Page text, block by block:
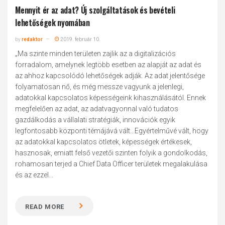
Mennyit ér az adat? Új szolgáltatások és bevételi
lehetőségek nyomában
byredaktor 2019. február 10.
„Ma szinte minden területen zajlik az a digitalizációs
forradalom, amelynek legtöbb esetben az alapját az adat és
az ahhoz kapcsolódó lehetőségek adják. Az adat jelentősége
folyamatosan nő, és még messze vagyunk a jelenlegi,
adatokkal kapcsolatos képességeink kihasználásától. Ennek
megfelelően az adat, az adatvagyonnal való tudatos
gazdálkodás a vállalati stratégiák, innovációk egyik
legfontosabb központi témájává vált...Egyértelművé vált, hogy
az adatokkal kapcsolatos ötletek, képességek értékesek,
hasznosak, emiatt felső vezetői szinten folyik a gondolkodás,
rohamosan terjed a Chief Data Officer területek megalakulása
és az ezzel...
READ MORE